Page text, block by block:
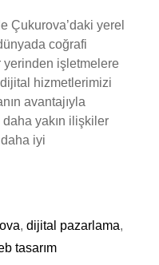
Çukurova’daki yerel
coğrafi
yerinden işletmelere
hizmetlerimizi
avantajıyla
yakın ilişkiler
iyi
, dijital pazarlama,
tasarım